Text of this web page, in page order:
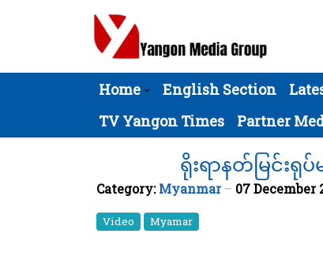
Home English Section
TV Yangon Times
Partner
ရိုးရာနတ်မြင်း
Category:Myanmar 07 December
Video Myamar